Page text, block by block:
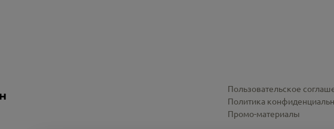
Пользовательское
Политика
Промо-материалы